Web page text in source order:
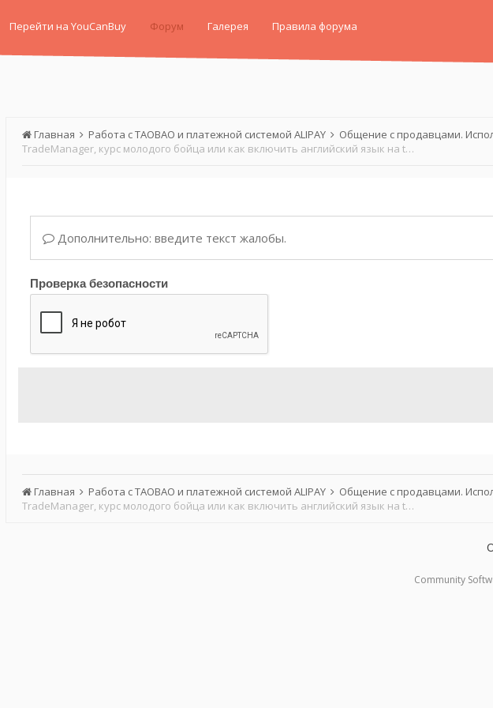
Перейти на YouCanBuy Форум Галерея Правила форума
Главная Работа с TAOBAO и платежной системой ALIPAY
Общение с продавцами.
TradeManager, курс молодого бойца или как включить английский язык на taobao
Дополнительно: введите текст жалобы.
Проверка безопасности
Главная Работа с TAOBAO и платежной системой ALIPAY
Общение с продавцами.
TradeManager, курс молодого бойца или как включить английский язык на taobao
Community